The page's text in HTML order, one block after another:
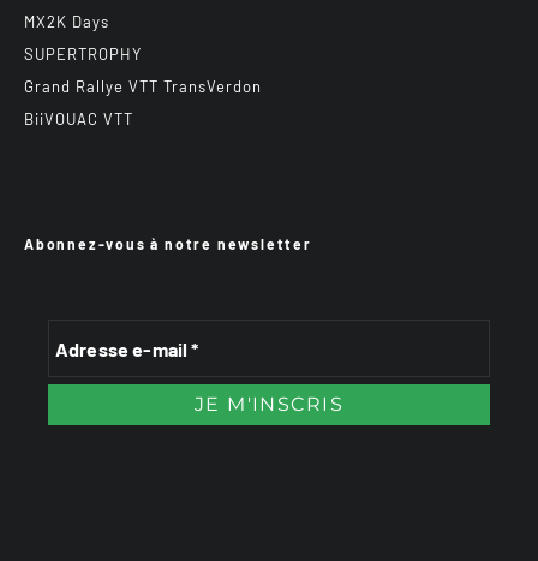
MX2K Days
SUPERTROPHY
Grand Rallye VTT TransVerdon
BiiVOUAC VTT
Abonnez-vous à notre newsletter